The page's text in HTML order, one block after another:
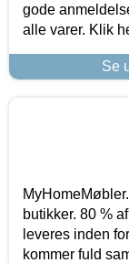
gode
alle varer. Klik
Se
butikker. 80 %
leveres inden
kommer fuld